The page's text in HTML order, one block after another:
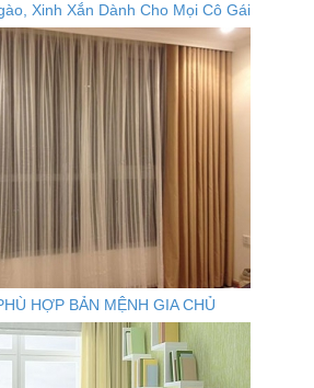
Xinh Xắn Dành Cho Mọi Cô Gái
HỢP BẢN MỆNH GIA CHỦ